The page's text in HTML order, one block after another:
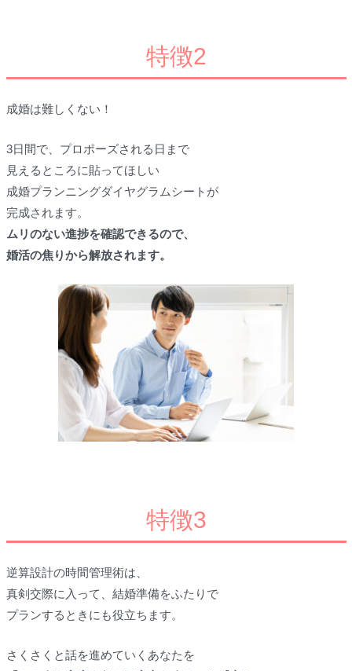
特徴2
成婚は難しくない！
3日間で、プロポーズされる日まで
見えるところに貼ってほしい
成婚プランニングダイヤグラムシートが
完成されます。
ムリのない進捗を確認できるので、
婚活の焦りから解放されます。
特徴3
逆算設計の時間管理術は、
真剣交際に入って、結婚準備をふたりで
プランするときにも役立ちます。
さくさくと話を進めていくあなたを